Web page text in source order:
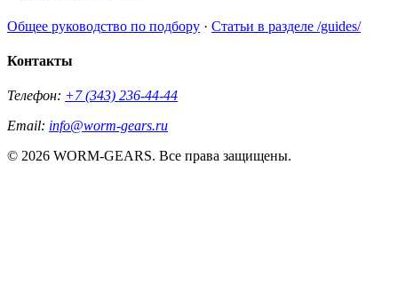
Общее руководство по подбору · Статьи в разделе /guides/
Контакты
Телефон: +7 (343) 236-44-44
Email: info@worm-gears.ru
© 2026 WORM-GEARS. Все права защищены.